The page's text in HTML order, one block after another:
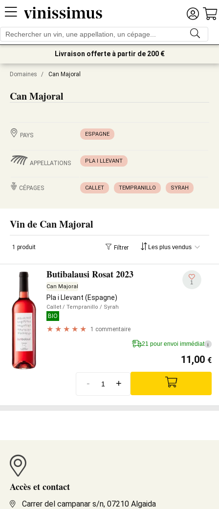
Livraison offerte à partir de 200 €
Domaines / Can Majoral
Can Majoral
PAYS ESPAGNE
APPELLATIONS PLA I LLEVANT
CÉPAGES CALLET TEMPRANILLO SYRAH
Vin de Can Majoral
1 produit Filtrer
Butibalausi Rosat 2023
Can Majoral
Pla i Llevant (Espagne)
Callet / Tempranillo / Syrah
BIO
1 commentaire
1
21 pour envoi immédiat i
11,00 €
- +
Accès et contact
Carrer del campanar s/n, 07210 Algaida